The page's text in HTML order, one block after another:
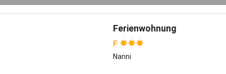
Gastgeber spricht:Deutsch, Englisch
Ferienwohnung
F
Nanni